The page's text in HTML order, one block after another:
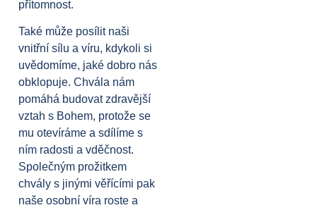
přítomnost.
Také může posílit naši
vnitřní sílu a víru, kdykoli si
uvědomíme, jaké dobro nás
obklopuje. Chvála nám
pomáhá budovat zdravější
vztah s Bohem, protože se
mu otevíráme a sdílíme s
ním radosti a vděčnost.
Společným prožitkem
chvály s jinými věřícími pak
naše osobní víra roste a